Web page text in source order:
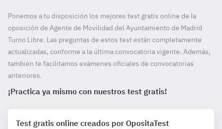
Ponemos a tu disposición los mejores test gratis online de la
oposición de Agente de Movilidad del Ayuntamiento de Madrid
Turno Libre. Las preguntas de estos test están completamente
actualizadas, conforme a la última convocatoria vigente. Además,
también te facilitamos exámenes oficiales de convocatorias
anteriores.
¡Practica ya mismo con nuestros test gratis!
Test gratis online creados por OpositaTest